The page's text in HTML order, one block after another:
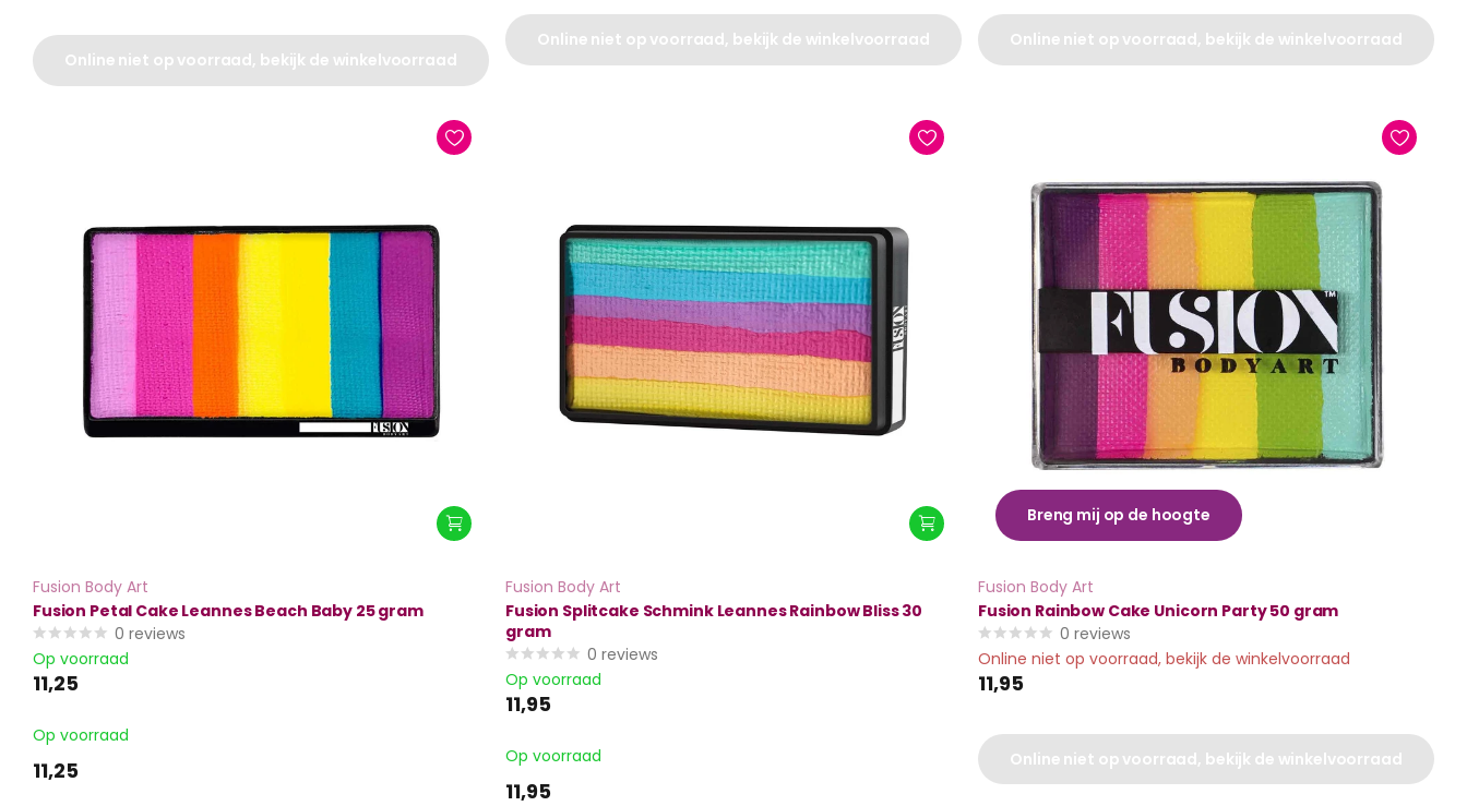
Online niet op voorraad, bekijk de winkelvoorraad
Online niet op voorraad, bekijk de winkelvoorraad Online niet op voorraad, bekijk de winkelvoorraad
Fusion Body Art
Fusion Petal Cake Leannes Beach Baby 25 gram
0 reviews
Op voorraad
11,25
Op voorraad
11,25
Fusion Body Art
Fusion Splitcake Schmink Leannes Rainbow Bliss 30
gram
0 reviews
Op voorraad
11,95
Op voorraad
11,95
Breng mij op de hoogte
Fusion Body Art
Fusion Rainbow Cake Unicorn Party 50 gram
0 reviews
Online niet op voorraad, bekijk de winkelvoorraad
11,95
Online niet op voorraad, bekijk de winkelvoorraad